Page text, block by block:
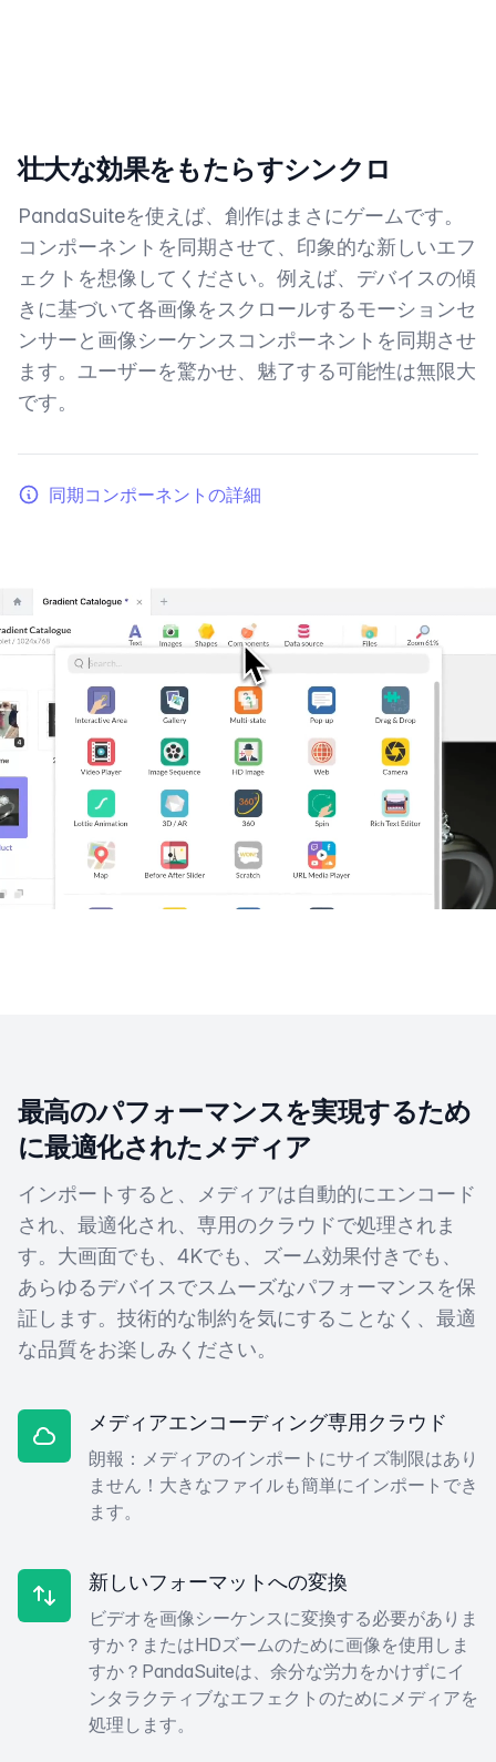
壮大な効果をもたらすシンクロ
PandaSuiteを使えば、創作はまさにゲームです。
コンポーネントを同期させて、印象的な新しいエフ
ェクトを想像してください。例えば、デバイスの傾
きに基づいて各画像をスクロールするモーションセ
ンサーと画像シーケンスコンポーネントを同期させ
ます。ユーザーを驚かせ、魅了する可能性は無限大
です。
同期コンポーネントの詳細
最高のパフォーマンスを実現するため
に最適化されたメディア
インポートすると、メディアは自動的にエンコード
され、最適化され、専用のクラウドで処理されま
す。大画面でも、4Kでも、ズーム効果付きでも、
あらゆるデバイスでスムーズなパフォーマンスを保
証します。技術的な制約を気にすることなく、最適
な品質をお楽しみください。
メディアエンコーディング専用クラウド
朗報：メディアのインポートにサイズ制限はあり
ません！大きなファイルも簡単にインポートでき
ます。
新しいフォーマットへの変換
ビデオを画像シーケンスに変換する必要がありま
すか？またはHDズームのために画像を使用しま
すか？PandaSuiteは、余分な労力をかけずにイ
ンタラクティブなエフェクトのためにメディアを
処理します。